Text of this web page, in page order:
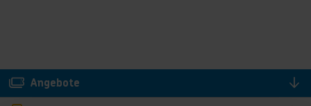
Angebote